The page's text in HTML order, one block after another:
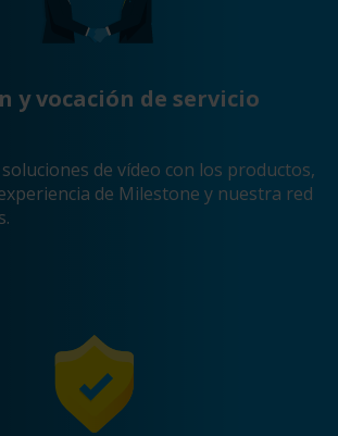
y vocación de servicio
de vídeo con los productos,
de Milestone y nuestra red